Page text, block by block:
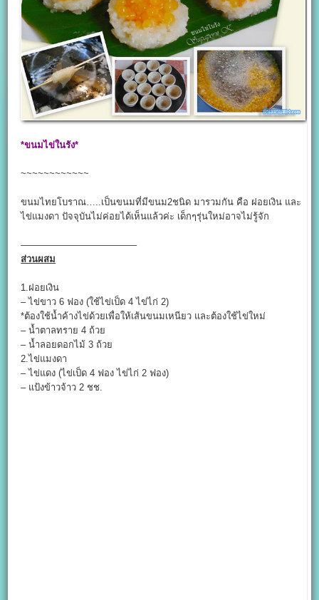
*ขนมไข่ในรัง*
~~~~~~~~~~~~
ขนมไทยโบราณ…..เป็นขนมที่มีขนม2ชนิด มารวมกัน คือ ฝอยเงิน และ
ไข่แมงดา ปัจจุบันไม่ค่อยได้เห็นแล้วค่ะ เด็กๆรุ่นใหม่อาจไม่รู้จัก
————————————–
ส่วนผสม
1.ฝอยเงิน
– ไข่ขาว 6 ฟอง (ใช้ไข่เป็ด 4 ไข่ไก่ 2)
*ต้องใช้น้ำค้างไข่ด้วยเพื่อให้เส้นขนมเหนียว และต้องใช้ไข่ใหม่
– น้ำตาลทราย 4 ถ้วย
– น้ำลอยดอกไม้ 3 ถ้วย
2.ไข่แมงดา
– ไข่แดง (ไข่เป็ด 4 ฟอง ไข่ไก่ 2 ฟอง)
– แป้งข้าวจ้าว 2 ชช.